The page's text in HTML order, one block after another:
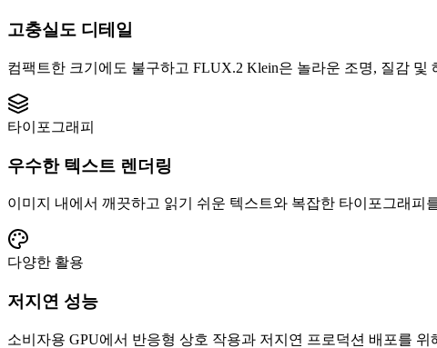
고충실도 디테일
컴팩트한 크기에도 불구하고 FLUX.2 Klein은 놀라운 조명, 질감 및
타이포그래피
우수한 텍스트 렌더링
이미지 내에서 깨끗하고 읽기 쉬운 텍스트와 복잡한 타이포그래피
다양한 활용
저지연 성능
소비자용 GPU에서 반응형 상호 작용과 저지연 프로덕션 배포를 위